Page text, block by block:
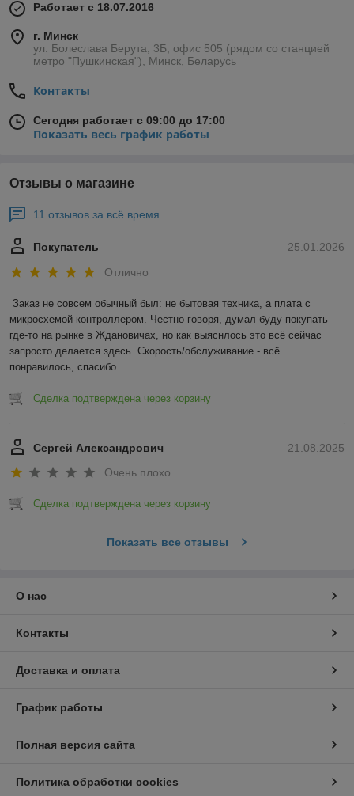
Работает с 18.07.2016
г. Минск
ул. Болеслава Берута, 3Б, офис 505 (рядом со станцией
метро "Пушкинская"), Минск, Беларусь
Контакты
Сегодня работает с 09:00 до 17:00
Показать весь график работы
Отзывы о магазине
11 отзывов за всё время
25.01.2026
Покупатель
Отлично
Заказ не совсем обычный был: не бытовая техника, а плата с
микросхемой-контроллером. Честно говоря, думал буду покупать
где-то на рынке в Ждановичах, но как выяснлось это всё сейчас
запросто делается здесь. Скорость/обслуживание - всё
понравилось, спасибо.
Сделка подтверждена через корзину
21.08.2025
Сергей Александрович
Очень плохо
Сделка подтверждена через корзину
Показать все отзывы
О нас
Контакты
Доставка и оплата
График работы
Полная версия сайта
Политика обработки cookies